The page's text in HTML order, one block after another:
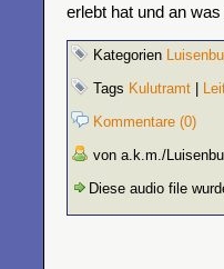
erlebt hat und an
Kategorien
Tags Kulutramt
Kommentare (0)
von a.k.m./
Diese audio file